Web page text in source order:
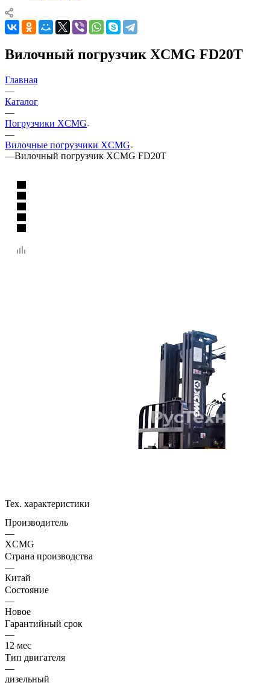
Вилочный погрузчик XCMG FD20T
Главная
—
Каталог
—
Погрузчики XCMG
—
Вилочные погрузчики XCMG
—Вилочный погрузчик XCMG FD20T
Тех. характеристики
Производитель
—
XCMG
Страна производства
—
Китай
Состояние
—
Новое
Гарантийный срок
—
12 мес
Тип двигателя
—
дизельный